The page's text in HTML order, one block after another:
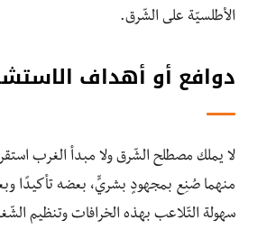
الأطلسيّة على الشّرق.
دوافع أو أهداف
لا يملك مصطلح الشّرق ولا مبدأ الغرب
منهما صُنِع بمجهودٍ بشريٍّ، بعضه تأكيدًا
سهولة التّلاعب بهذه الخرافات وتنظيم